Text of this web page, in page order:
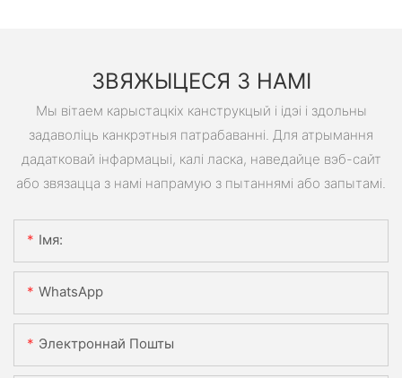
ЗВЯЖЫЦЕСЯ З НАМІ
Мы вітаем карыстацкіх канструкцый і ідэі і здольны
задаволіць канкрэтныя патрабаванні. Для атрымання
дадатковай інфармацыі, калі ласка, наведайце вэб-сайт
або звязацца з намі напрамую з пытаннямі або запытамі.
Імя:
WhatsApp
Электроннай Пошты